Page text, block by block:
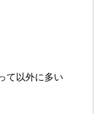
て以外に多い